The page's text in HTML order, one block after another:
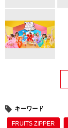
キーワード
FRUITS ZIPPER